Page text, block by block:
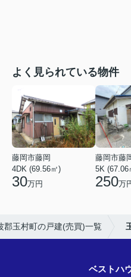
よく見られている物件
藤岡市藤岡
4DK (69.56㎡)
30万円
藤岡市藤
5K (67.06
250万
郡玉村町の戸建(売買)一覧
ベストハ